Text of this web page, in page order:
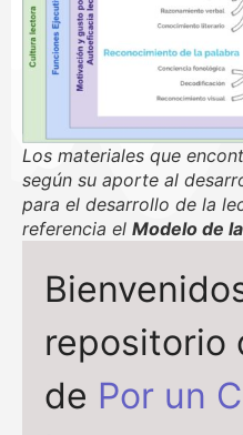
repositorio
de Por un
Los materiales que
según su aporte al
para el desarrollo de la
referencia el Modelo de